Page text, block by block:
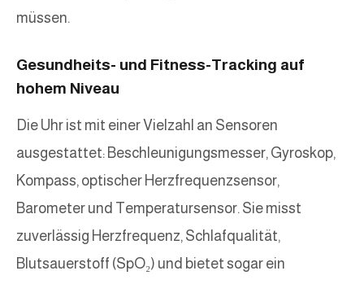
müssen.
Gesundheits- und Fitness-Tracking auf
hohem Niveau
Die Uhr ist mit einer Vielzahl an Sensoren
ausgestattet: Beschleunigungsmesser, Gyroskop,
Kompass, optischer Herzfrequenzsensor,
Barometer und Temperatursensor. Sie misst
zuverlässig Herzfrequenz, Schlafqualität,
Blutsauerstoff (SpO₂) und bietet sogar ein